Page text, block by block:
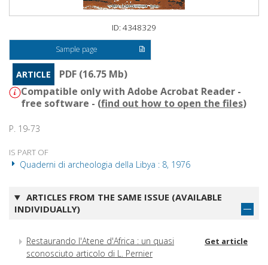
ID: 4348329
Sample page
ARTICLE
PDF (16.75 Mb)
Compatible only with Adobe Acrobat Reader -
free software - (find out how to open the files)
P. 19-73
IS PART OF
Quaderni di archeologia della Libya : 8, 1976
ARTICLES FROM THE SAME ISSUE (AVAILABLE
INDIVIDUALLY)
Restaurando l'Atene d'Africa : un quasi
sconosciuto articolo di L. Pernier
Get article